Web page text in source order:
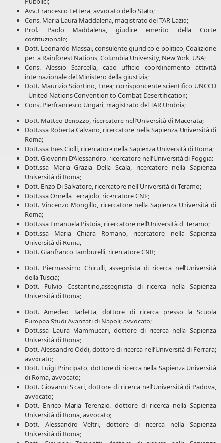
Avv. Francesco Lettera, avvocato dello Stato;
Cons. Maria Laura Maddalena, magistrato del TAR Lazio;
Prof. Paolo Maddalena, giudice emerito della Corte
costituzionale;
Dott. Leonardo Massai, consulente giuridico e politico, Coalizione
per la Rainforest Nations, Columbia University, New York, USA;
Cons. Alessio Scarcella, capo ufficio coordinamento attività
internazionale del Ministero della giustizia;
Dott. Maurizio Sciortino, Enea; corrispondente scientifico UNCCD
- United Nations Convention to Combat Desertification;
Cons. Pierfrancesco Ungari, magistrato del TAR Umbria;
Dott. Matteo Benozzo, ricercatore nell’Università di Macerata;
Dott.ssa Roberta Calvano, ricercatore nella Sapienza Università di
Roma;
Dott.ssa Ines Ciolli, ricercatore nella Sapienza Università di Roma;
Dott. Giovanni D’Alessandro, ricercatore nell’Università di Foggia;
Dott.ssa Maria Grazia Della Scala, ricercatore nella Sapienza
Università di Roma;
Dott. Enzo Di Salvatore, ricercatore nell'Università di Teramo;
Dott.ssa Ornella Ferrajolo, ricercatore CNR;
Dott. Vincenzo Mongillo, ricercatore nella Sapienza Università di
Roma;
Dott.ssa Emanuela Pistoia, ricercatore nell’Università di Teramo;
Dott.ssa Maria Chiara Romano, ricercatore nella Sapienza
Università di Roma;
Dott. Gianfranco Tamburelli, ricercatore CNR;
Dott. Piermassimo Chirulli, assegnista di ricerca nell’Università
della Tuscia;
Dott. Fulvio Costantino,assegnista di ricerca nella Sapienza
Università di Roma;
Dott. Amedeo Barletta, dottore di ricerca presso la Scuola
Europea Studi Avanzati di Napoli; avvocato;
Dott.ssa Laura Mammucari, dottore di ricerca nella Sapienza
Università di Roma;
Dott. Alessandro Oddi, dottore di ricerca nell’Università di Ferrara;
avvocato;
Dott. Luigi Principato, dottore di ricerca nella Sapienza Università
di Roma, avvocato;
Dott. Giovanni Sicari, dottore di ricerca nell’Università di Padova,
avvocato;
Dott. Enrico Maria Terenzio, dottore di ricerca nella Sapienza
Università di Roma, avvocato;
Dott. Alessandro Veltri, dottore di ricerca nella Sapienza
Università di Roma;